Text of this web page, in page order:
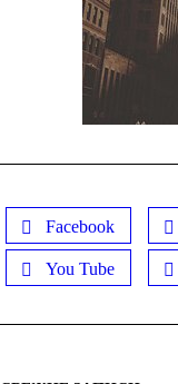
Facebook
You Tube